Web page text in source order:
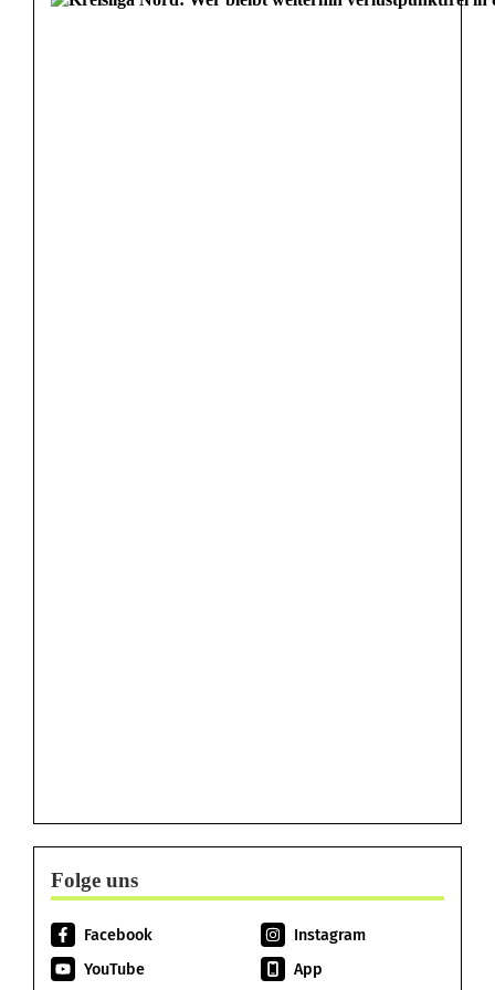
Folge uns
Facebook
Instagram
YouTube
App